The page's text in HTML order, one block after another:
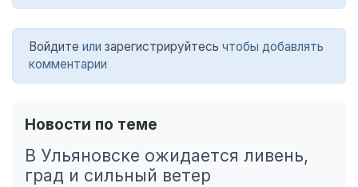
Войдите или зарегистрируйтесь чтобы добавлять
комментарии
Новости по теме
В Ульяновске ожидается ливень,
град и сильный ветер